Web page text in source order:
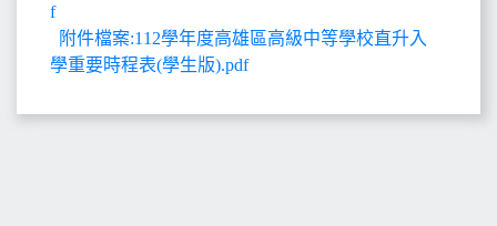
f
附件檔案:112學年度高雄區高級中等學校直升入
學重要時程表(學生版).pdf